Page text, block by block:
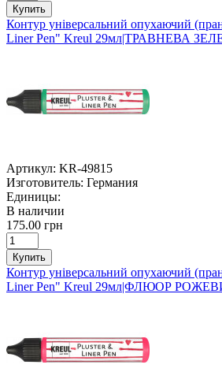
Купить
Контур універсальний опухаючий
Liner Pen" Kreul 29мл|ТРАВНЕВА
Артикул: KR-49815
Изготовитель: Германия
Единицы:
В наличии
175.00 грн
Купить
Контур універсальний опухаючий
Liner Pen" Kreul 29мл|ФЛЮОР